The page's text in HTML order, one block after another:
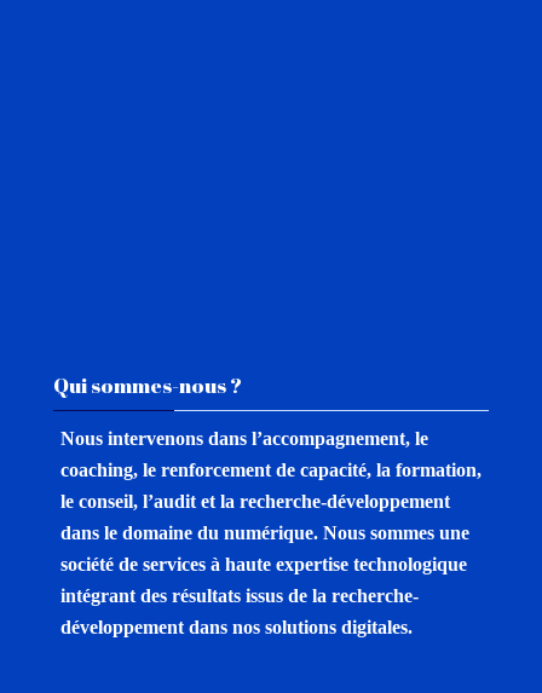
Qui sommes-nous ?
Nous intervenons dans l’accompagnement, le
coaching, le renforcement de capacité, la formation,
le conseil, l’audit et la recherche-développement
dans le domaine du numérique. Nous sommes une
société de services à haute expertise technologique
intégrant des résultats issus de la recherche-
développement dans nos solutions digitales.